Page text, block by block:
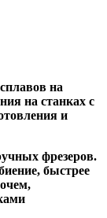
на
на станках с
и
фрезеров.
быстрее